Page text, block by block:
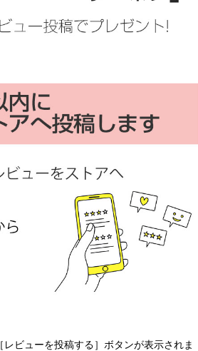
ビューを投稿する］ボタンが表示されま